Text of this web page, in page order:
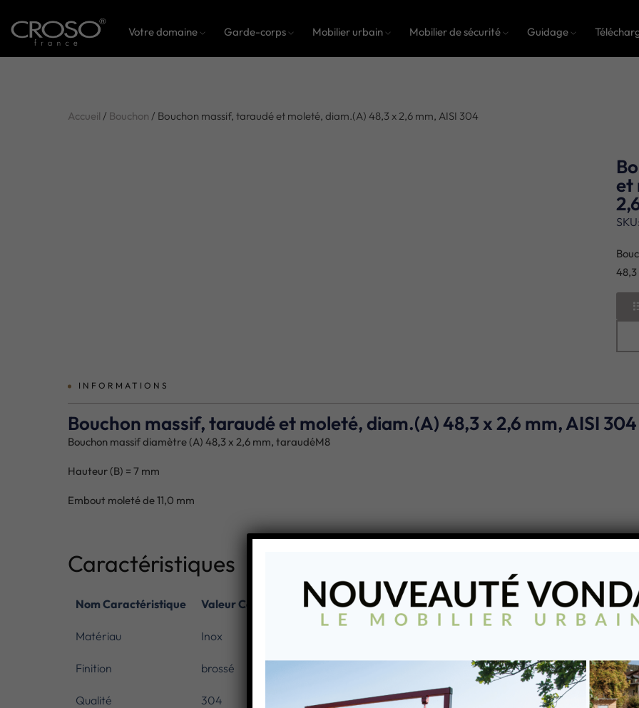
Votre domaine Garde-corps Mobilier urbain Mobilier de sécurité Guidage
Accueil / Bouchon / Bouchon massif, taraudé et moleté, diam.(A) 48,3 x 2,6 mm, AISI 304
et
48,3
INFORMATIONS
Bouchon massif, taraudé et moleté, diam.(A) 48,3 x 2,6 mm, AISI 304
Bouchon massif diamètre (A) 48,3 x 2,6 mm, taraudéM8
Hauteur (B) = 7 mm
Embout moleté de 11,0 mm
Caractéristiques
Nom Caractéristique Valeur Caractéristique
Matériau Inox
Finition brossé
Qualité 304